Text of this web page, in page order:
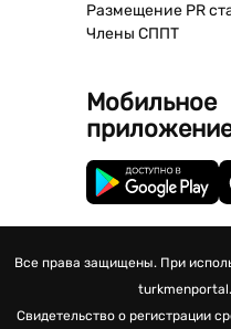
Размещение PR
Члены СППТ
Мобильное
Все права защищены. При
Свидетельство о регистрации